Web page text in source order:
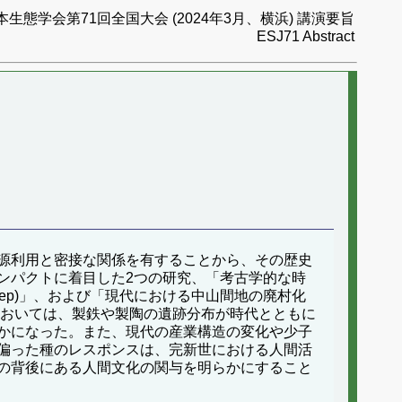
生態学会第71回全国大会 (2024年3月、横浜) 講演要旨
ESJ71 Abstract
利用と密接な関係を有することから、その歴史
パクトに着目した2つの研究、「考古学的な時
」、および「現代における中山間地の廃村化
いては、製鉄や製陶の遺跡分布が時代とともに
になった。また、現代の産業構造の変化や少子
った種のレスポンスは、完新世における人間活
後にある人間文化の関与を明らかにすること